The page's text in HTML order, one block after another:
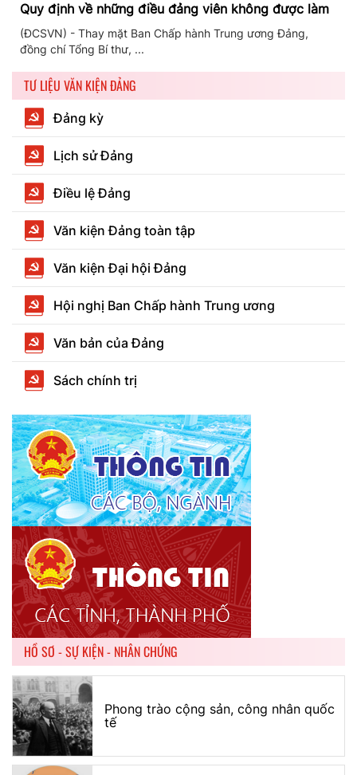
Quy định về những điều đảng viên không được làm
(ĐCSVN) - Thay mặt Ban Chấp hành Trung ương Đảng,
đồng chí Tổng Bí thư, ...
TƯ LIỆU VĂN KIỆN ĐẢNG
Đảng kỳ
Lịch sử Đảng
Điều lệ Đảng
Văn kiện Đảng toàn tập
Văn kiện Đại hội Đảng
Hội nghị Ban Chấp hành Trung ương
Văn bản của Đảng
Sách chính trị
HỒ SƠ - SỰ KIỆN - NHÂN CHỨNG
Phong trào cộng sản, công nhân quốc
tế